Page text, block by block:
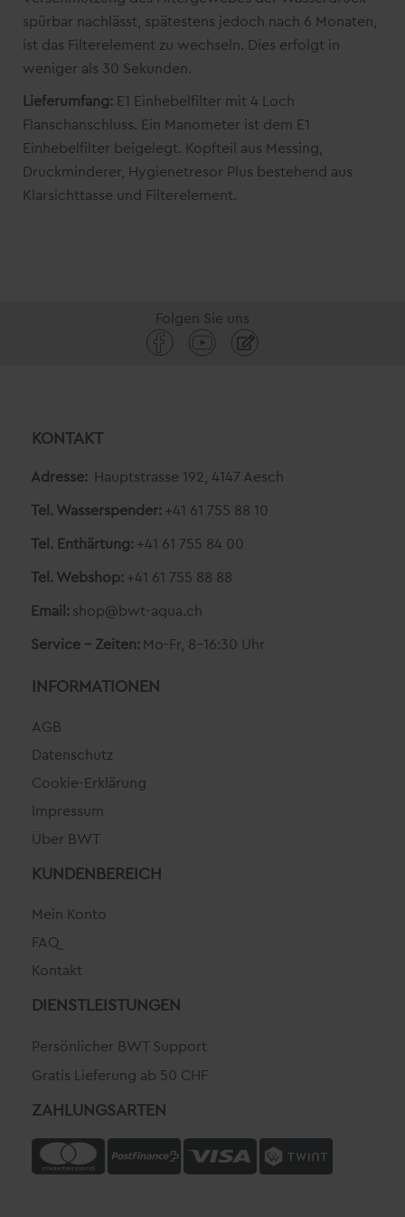
spürbar nachlässt, spätestens jedoch nach 6 Monaten,
ist das Filterelement zu wechseln. Dies erfolgt in
weniger als 30 Sekunden.
Lieferumfang: E1 Einhebelfilter mit 4 Loch
Flanschanschluss. Ein Manometer ist dem E1
Einhebelfilter beigelegt. Kopfteil aus Messing,
Druckminderer, Hygienetresor Plus bestehend aus
Klarsichttasse und Filterelement.
Folgen Sie uns
KONTAKT
Adresse: Hauptstrasse 192, 4147 Aesch
Tel. Wasserspender: +41 61 755 88 10
Tel. Enthärtung: +41 61 755 84 00
Tel. Webshop: +41 61 755 88 88
Email: shop@bwt-aqua.ch
Service - Zeiten: Mo-Fr, 8-16:30 Uhr
INFORMATIONEN
AGB
Datenschutz
Cookie-Erklärung
Impressum
Über BWT
KUNDENBEREICH
Mein Konto
FAQ
Kontakt
DIENSTLEISTUNGEN
Persönlicher BWT Support
Gratis Lieferung ab 50 CHF
ZAHLUNGSARTEN